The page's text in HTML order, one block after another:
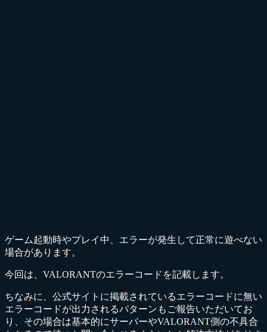
ゲーム起動時やプレイ中、エラーが発生して正常に遊べない
場合があります。
今回は、VALORANTのエラーコードを記載します。
ちなみに、公式サイトに掲載されているエラーコードに無い
エラーコードが出力されるパターンもご報告いただいてお
り、その場合は基本的にサーバーやVALORANT側の不具合